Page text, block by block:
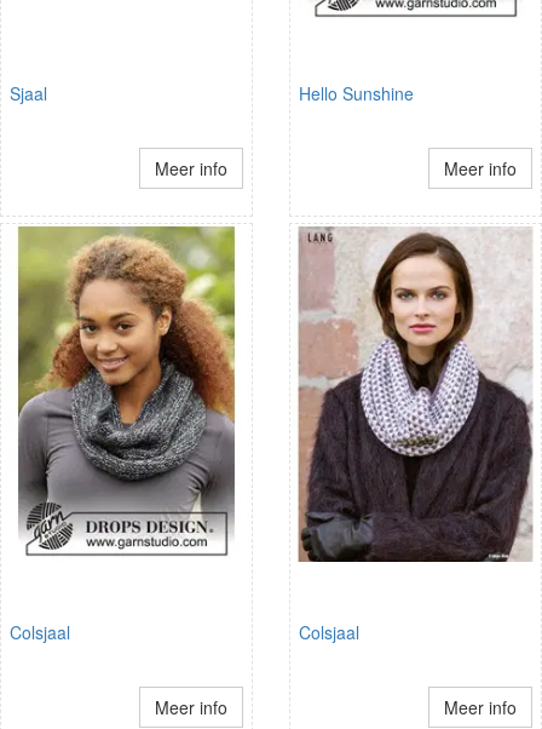
Sjaal
Meer info
Hello Sunshine
Meer info
Colsjaal
Meer info
Colsjaal
Meer info